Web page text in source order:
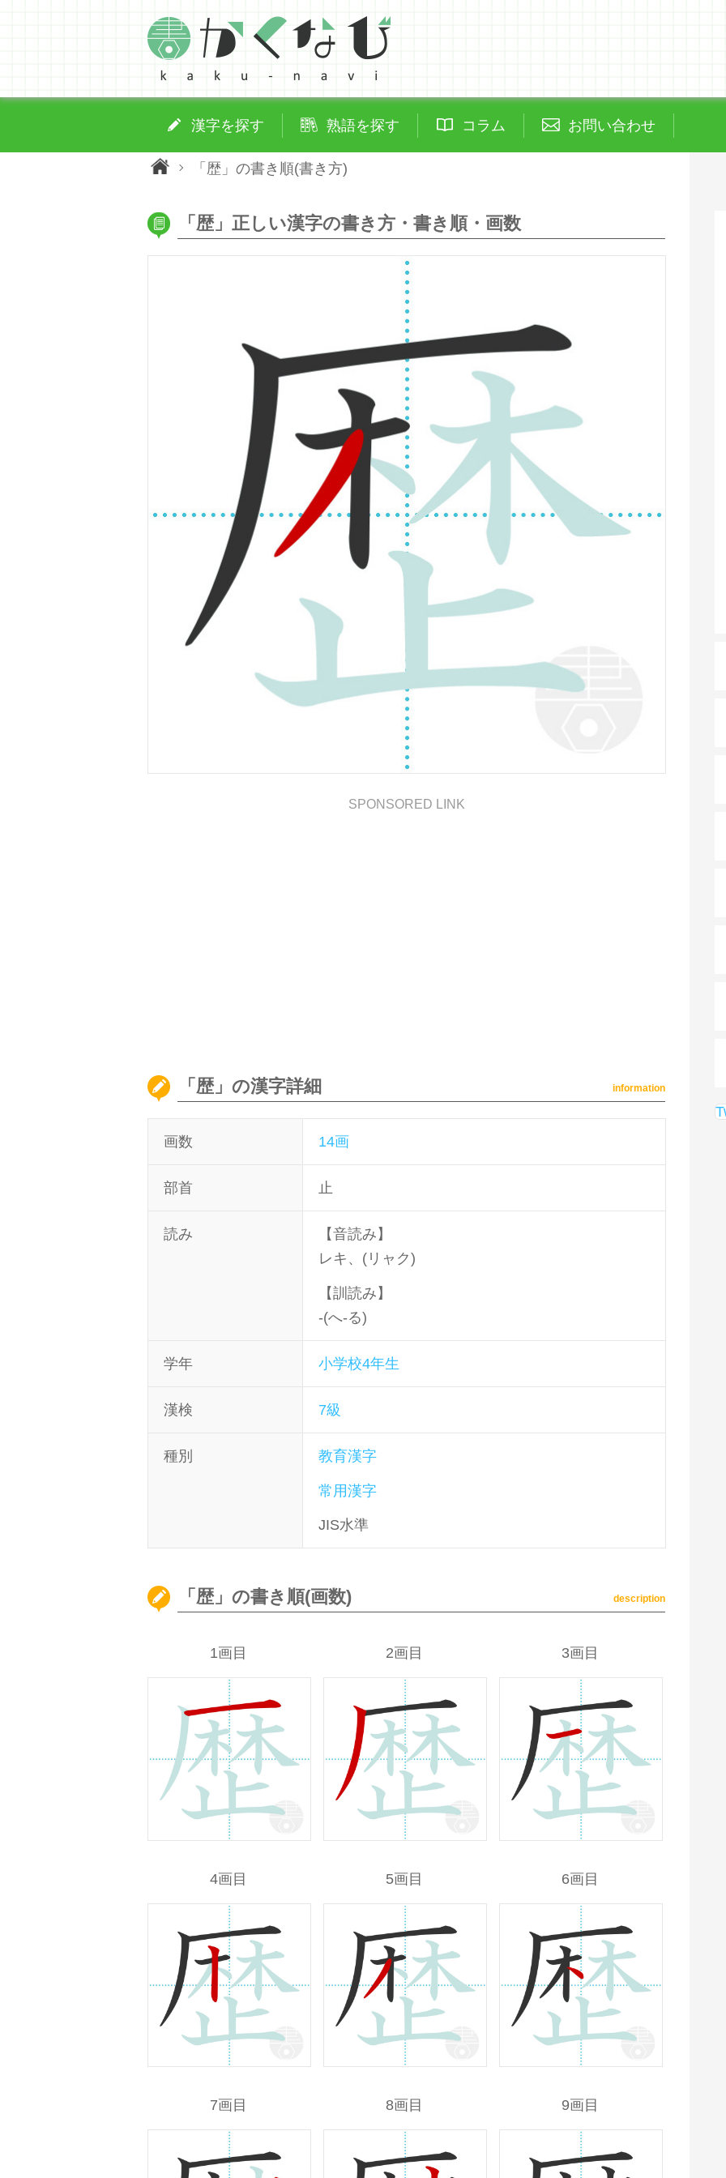
漢字を探す 熟語を探す コラム お問い合わせ
「歴」の書き順(書き方)
「歴」正しい漢字の書き方・書き順・画数
SPONSORED LINK
「歴」の漢字詳細 information
画数 14画
部首 止
読み
【音読み】
レキ、(リャク)
【訓読み】
-(へ-る)
学年 小学校4年生
漢検 7級
種別 教育漢字
常用漢字
JIS水準
「歴」の書き順(画数) description
1画目 2画目 3画目
4画目 5画目 6画目
7画目 8画目 9画目